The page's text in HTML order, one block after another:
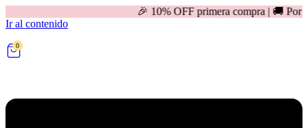
🎉 10% OFF primera compra | 🚚 Por compras
Ir al contenido
0